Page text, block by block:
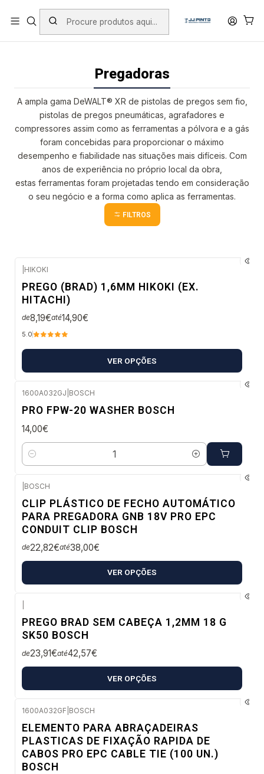
PORTES INCLUÍDOS EM ENCOMENDAS +75€ (excepto ilhas)
PRODUTOS FERRAMENTAS SEM FIO
Pregadoras
A ampla gama DeWALT® XR de pistolas de pregos sem fio,
pistolas de pregos pneumáticas, agrafadores e
compressores assim como as ferramentas a pólvora e a gás
foram concebidas para proporcionar o máximo
desempenho e fiabilidade nas situações mais difíceis. Com
anos de experiência no próprio local da obra,
estas ferramentas foram projetadas tendo em consideração
o seu negócio e a forma como aplica as ferramentas.
FILTROS
HIKOKI
PREGO (BRAD) 1,6MM HIKOKI (EX.
HITACHI)
de8,19€até14,90€
5.0
VER OPÇÕES
1600A032GJ BOSCH
PRO FPW-20 WASHER BOSCH
14,00€
Quantidade
BOSCH
CLIP PLÁSTICO DE FECHO AUTOMÁTICO
PARA PREGADORA GNB 18V PRO EPC
CONDUIT CLIP BOSCH
de22,82€até38,00€
VER OPÇÕES
PREGO BRAD SEM CABEÇA 1,2MM 18 G
SK50 BOSCH
de23,91€até42,57€
VER OPÇÕES
1600A032GF BOSCH
ELEMENTO PARA ABRAÇADEIRAS
PLASTICAS DE FIXAÇÃO RAPIDA DE
CABOS PRO EPC CABLE TIE (100 UN.)
BOSCH